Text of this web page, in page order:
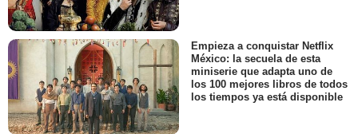
Empieza a conquistar Netflix
México: la secuela de esta
miniserie que adapta uno de
los 100 mejores libros de todos
los tiempos ya está disponible